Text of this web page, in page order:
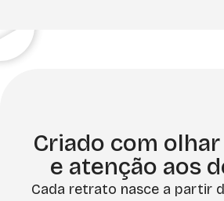
Criado com
e atenção aos
Cada retrato nasce a partir